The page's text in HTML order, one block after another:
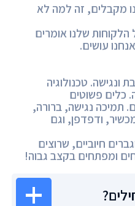
מקבלים, זה למה לא
הלקוחות שלנו אומרים
עושים.
טכנולוגיה
כלים פשוטים
תמיכה נגישה, ברורה,
ודפדפן, וגם
חיוביים, שרוצים
ומפתחים בקצב גבוה!